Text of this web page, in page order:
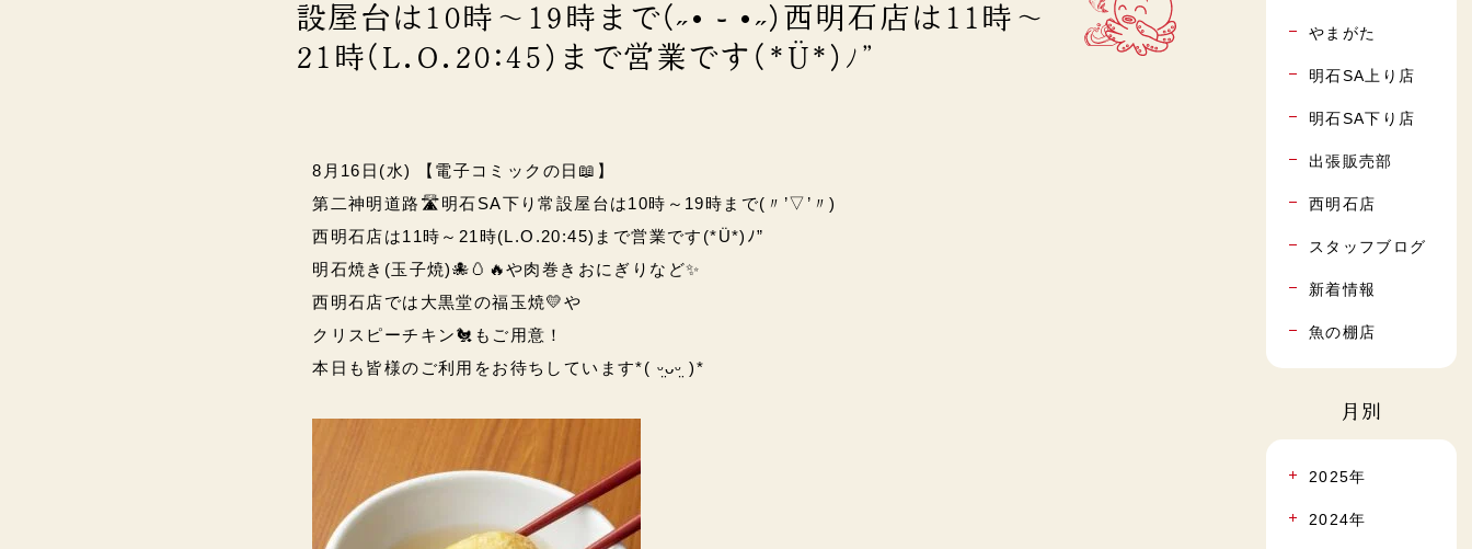
設屋台は10時～19時まで(˶• ֊ •˶)西明石店は11時～
21時(L.O.20:45)まで営業です(*Ü*)ﾉ”
8月16日(水) 【電子コミックの日📖】
第二神明道路🛣️明石SA下り常設屋台は10時～19時まで(〃’▽’〃)
西明石店は11時～21時(L.O.20:45)まで営業です(*Ü*)ﾉ”
明石焼き(玉子焼)🐙🥚🔥や肉巻きおにぎりなど✨
西明石店では大黒堂の福玉焼💛や
クリスピーチキン🐔もご用意！
本日も皆様のご利用をお待ちしています*( ᵕ̤ᴗᵕ̤ )*
やまがた
明石SA上り店
明石SA下り店
出張販売部
西明石店
スタッフブログ
新着情報
魚の棚店
月別
2025年
2024年